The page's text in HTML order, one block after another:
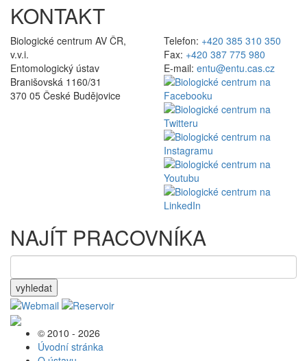
KONTAKT
Biologické centrum AV ČR,
v.v.i.
Entomologický ústav
Branišovská 1160/31
370 05 České Budějovice
Telefon: +420 385 310 350
Fax: +420 387 775 980
E-mail: entu@entu.cas.cz
NAJÍT PRACOVNÍKA
vyhledat
© 2010 - 2026
Úvodní stránka